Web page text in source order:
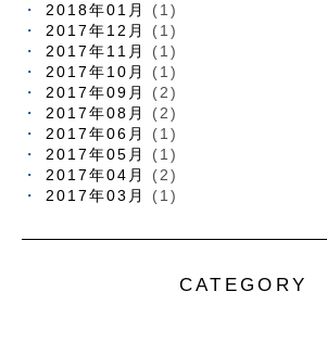
2018年01月
(1)
2017年12月
(1)
2017年11月
(1)
2017年10月
(1)
2017年09月
(2)
2017年08月
(2)
2017年06月
(1)
2017年05月
(1)
2017年04月
(2)
2017年03月
(1)
CATEGORY